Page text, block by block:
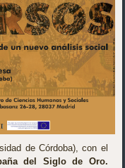
de Córdoba), con el
del Siglo de Oro.